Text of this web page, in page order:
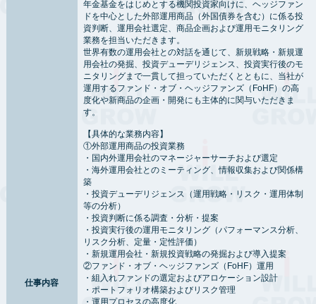
仕事内容
年金基金をはじめとする機関投資家向けに、ヘッジファン
ドを中心とした外部運用商品（外国債券を含む）に係る投
資判断、運用会社選定、商品企画および運用モニタリング
業務を担当いただきます。
世界有数の運用会社との対話を通じて、新規戦略・新規運
用会社の発掘、投資デューデリジェンス、投資実行後のモ
ニタリングまで一貫して担っていただくとともに、当社が
運用するファンド・オブ・ヘッジファンズ（FoHF）の高
度化や新商品の企画・開発にも主体的に関与いただきま
す。
【具体的な業務内容】
①外部運用商品の投資業務
・国内外運用会社のマネージャーサーチおよび選定
・海外運用会社とのミーティング、情報収集および関係構
築
・投資デューデリジェンス（運用戦略・リスク・運用体制
等の分析）
・投資判断に係る調査・分析・提案
・投資実行後の運用モニタリング（パフォーマンス分析、
リスク分析、定量・定性評価）
・新規運用会社・新規投資戦略の発掘および導入提案
②ファンド・オブ・ヘッジファンズ（FoHF）運用
・組入れファンドの選定およびアロケーション設計
・ポートフォリオ構築およびリスク管理
・運用プロセスの高度化